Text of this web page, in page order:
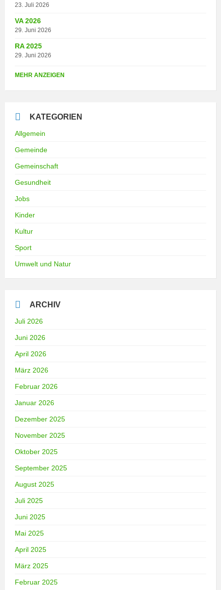
23. Juli 2026
VA 2026
29. Juni 2026
RA 2025
29. Juni 2026
MEHR ANZEIGEN
KATEGORIEN
Allgemein
Gemeinde
Gemeinschaft
Gesundheit
Jobs
Kinder
Kultur
Sport
Umwelt und Natur
ARCHIV
Juli 2026
Juni 2026
April 2026
März 2026
Februar 2026
Januar 2026
Dezember 2025
November 2025
Oktober 2025
September 2025
August 2025
Juli 2025
Juni 2025
Mai 2025
April 2025
März 2025
Februar 2025